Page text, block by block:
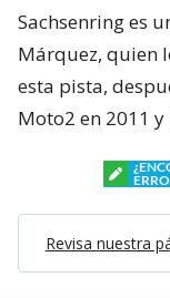
Sachsenring es
Márquez, quien
esta pista,
Moto2 en 2011 y
Revisa nuestra